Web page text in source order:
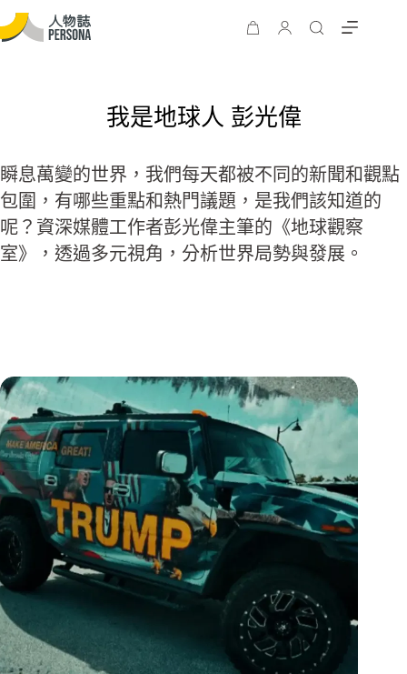
我是地球人 彭光偉
瞬息萬變的世界，我們每天都被不同的新聞和觀點
包圍，有哪些重點和熱門議題，是我們該知道的
呢？資深媒體工作者彭光偉主筆的《地球觀察
室》，透過多元視角，分析世界局勢與發展。